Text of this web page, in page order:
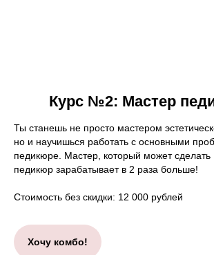
Курс №2: Мастер
Ты станешь не просто мастером
но и научишься работать с основными
педикюре. Мастер, который может
педикюр зарабатывает в 2 раза больше!
Стоимость без скидки: 12 000 рублей
Хочу комбо!